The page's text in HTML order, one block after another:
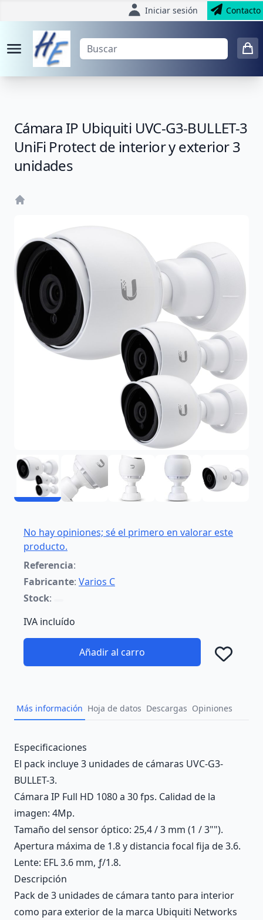
Iniciar sesión Contacto
Cámara IP Ubiquiti UVC-G3-BULLET-3
UniFi Protect de interior y exterior 3
unidades
No hay opiniones; sé el primero en valorar este
producto.
Referencia:
Fabricante: Varios C
Stock:
IVA incluído
Añadir al carro
Más información Hoja de datos Descargas Opiniones
Description
Especificaciones
El pack incluye 3 unidades de cámaras UVC-G3-
BULLET-3.
Cámara IP Full HD 1080 a 30 fps. Calidad de la
imagen: 4Mp.
Tamaño del sensor óptico: 25,4 / 3 mm (1 / 3"").
Apertura máxima de 1.8 y distancia focal fija de 3.6.
Lente: EFL 3.6 mm, ƒ/1.8.
Descripción
Pack de 3 unidades de cámara tanto para interior
como para exterior de la marca Ubiquiti Networks